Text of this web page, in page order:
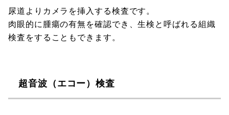
尿道よりカメラを挿入する検査です。
肉眼的に腫瘍の有無を確認でき、生検と呼ばれる組織
検査をすることもできます。
超音波（エコー）検査